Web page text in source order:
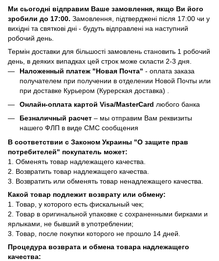
Ми сьогодні відправим Ваше замовлення, якщо Ви його
зробили до 17:00. Замовлення, підтверджені після 17:00 чи у
вихідні та святкові дні - будуть відправлені на наступний
робочий день.
Термін доставки для більшості замовлень становить 1 робочий
день, в деяких випадках цей строк може скласти 2-3 дня.
Наложенный платеж "Новая Почта" - оплата заказа
получателем при получении в отделении Новой Почты или
при доставке Курьером (Курерская доставка) .
Онлайн-оплата картой Visa/MasterCard любого банка
Безналичный расчет – мы отправим Вам реквизиты
нашего ФЛП в виде СМС сообщения
В соответствии с Законом Украины "О защите прав
потребителей" покупатель может:
1. Обменять товар надлежащего качества.
2. Возвратить товар надлежащего качества.
3. Возвратить или обменять товар ненадлежащего качества.
Какой товар подлежит возврату или обмену:
1. Товар, у которого есть фискальный чек;
2. Товар в оригинальной упаковке с сохраненными бирками и
ярлыками, не бывший в употреблении;
3. Товар, после покупки которого не прошло 14 дней.
Процедура возврата и обмена товара надлежащего
качества: